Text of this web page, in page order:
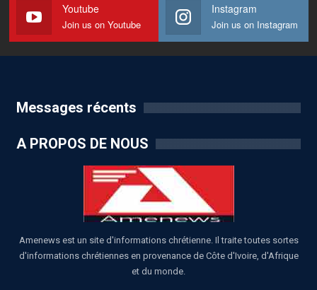
Youtube
Join us on Youtube
Instagram
Join us on Instagram
Messages récents
A PROPOS DE NOUS
Amenews est un site d'informations chrétienne. Il traite toutes sortes
d'informations chrétiennes en provenance de Côte d'Ivoire, d'Afrique
et du monde.